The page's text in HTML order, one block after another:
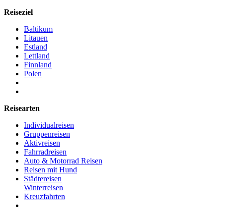
Reiseziel
Baltikum
Litauen
Estland
Lettland
Finnland
Polen
Reisearten
Individualreisen
Gruppenreisen
Aktivreisen
Fahrradreisen
Auto & Motorrad Reisen
Reisen mit Hund
Städtereisen
Winterreisen
Kreuzfahrten